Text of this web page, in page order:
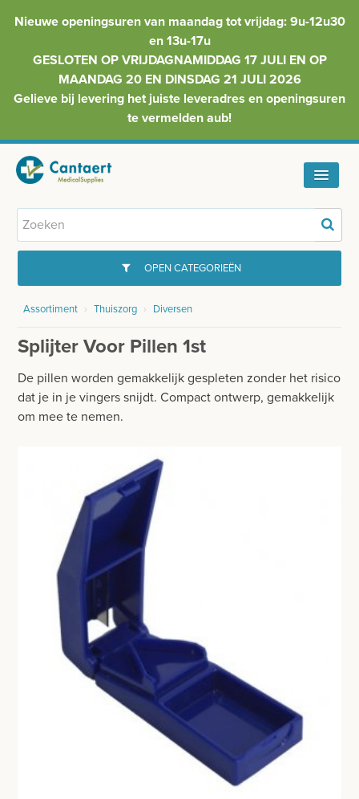
Nieuwe openingsuren van maandag tot vrijdag: 9u-12u30
en 13u-17u
GESLOTEN OP VRIJDAGNAMIDDAG 17 JULI EN OP
MAANDAG 20 EN DINSDAG 21 JULI 2026
Gelieve bij levering het juiste leveradres en openingsuren
te vermelden aub!
HOME
OPERATIE SETS
Prijzen worden nu inclusief BTW getoond
WIJZIG NAAR EXCLUSIEF BTW
OPEN CATEGORIEËN
GYNAECOLOGIE
INJECTIEMATERIAAL
WOND- EN VERBANDMATERIAAL
HANDSCHOENEN
OPERATIE-PROTECTIEMATERIAAL
THUISZORG
INCONTINENTIE
BABY PAMPERS
DIVERSEN
REVALIDATIE - FYSIOTHERAPIE
Assortiment › Thuiszorg › Diversen
Splijter Voor Pillen 1st
De pillen worden gemakkelijk gespleten zonder het risico
dat je in je vingers snijdt. Compact ontwerp, gemakkelijk
om mee te nemen.